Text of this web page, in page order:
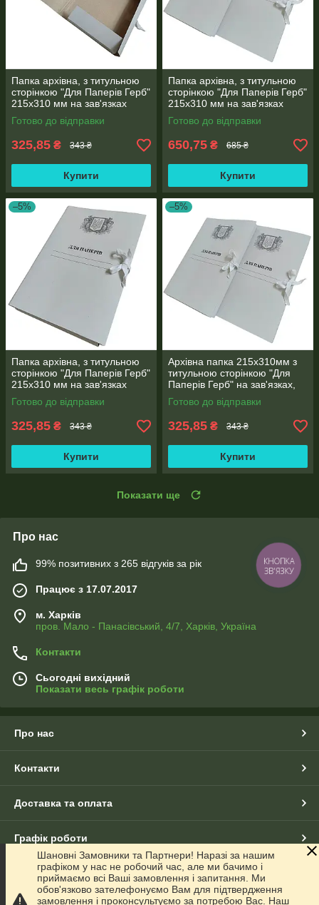
Папка архівна, з титульною
сторінкою "Для Паперів Герб"
215х310 мм на зав'язках
висота корінець 0,7-2,5 см
(25шт)
Готово до відправки
325,85 ₴ 343 ₴
Купити
Папка архівна, з титульною
сторінкою "Для Паперів Герб"
215х310 мм на зав'язках
висота корінець 0,7-2,8 см
50 шт.
Готово до відправки
650,75 ₴ 685 ₴
Купити
–5%
Папка архівна, з титульною
сторінкою "Для Паперів Герб"
215х310 мм на зав'язках
висота корінець 0,7-2,7 см
(25шт)
Готово до відправки
325,85 ₴ 343 ₴
Купити
–5%
Архівна папка 215х310мм з
титульною сторінкою "Для
Паперів Герб" на зав'язках,
корінець 0,7-2,6 см (25шт)
Готово до відправки
325,85 ₴ 343 ₴
Купити
Показати ще
Про нас
99% позитивних з 265 відгуків за рік
Працює з 17.07.2017
м. Харків
пров. Мало - Панасівський, 4/7, Харків, Україна
Контакти
Сьогодні вихідний
Показати весь графік роботи
Про нас
Контакти
Доставка та оплата
Графік роботи
Повна версія сайту
Шановні Замовники та Партнери! Наразі за нашим
графіком у нас не робочий час, але ми бачимо і
приймаємо всі Ваші замовлення і запитання. Ми
обов'язково зателефонуємо Вам для підтвердження
замовлення і проконсультуємо за потребою Вас. Наш
КНОПКА
ЗВ'ЯЗКУ